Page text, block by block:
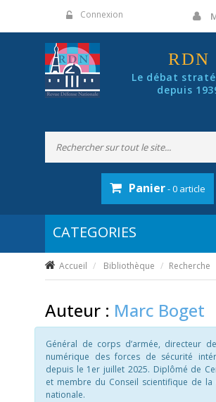
Connexion
RDN
Le débat
depuis
Panier- 0 article
Accueil Bibliothèque Recherche
Auteur : Marc Boget
Général de corps d’armée, directeur
numérique des forces de sécurité
depuis le 1er juillet 2025. Diplômé de
et membre du Conseil scientifique de la
nationale.